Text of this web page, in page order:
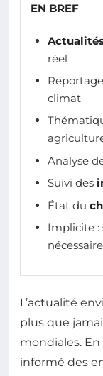
EN BREF
réel
climat
Analyse
Suivi des
État du
Implicite :
L’actualité
plus que
mondiales.
informé des